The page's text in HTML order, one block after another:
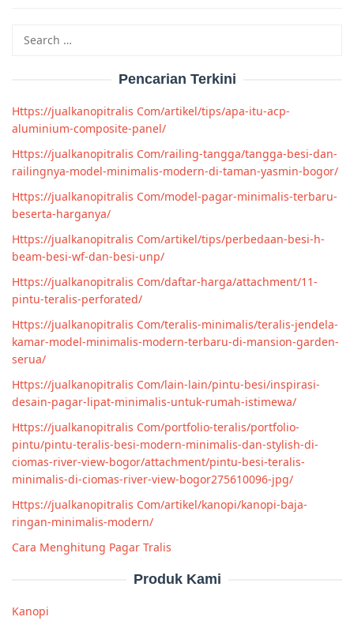
for:
Pencarian Terkini
Https://jualkanopitralis Com/artikel/tips/apa-itu-acp-
aluminium-composite-panel/
Https://jualkanopitralis Com/railing-tangga/tangga-besi-dan-
railingnya-model-minimalis-modern-di-taman-yasmin-bogor/
Https://jualkanopitralis Com/model-pagar-minimalis-terbaru-
beserta-harganya/
Https://jualkanopitralis Com/artikel/tips/perbedaan-besi-h-
beam-besi-wf-dan-besi-unp/
Https://jualkanopitralis Com/daftar-harga/attachment/11-
pintu-teralis-perforated/
Https://jualkanopitralis Com/teralis-minimalis/teralis-jendela-
kamar-model-minimalis-modern-terbaru-di-mansion-garden-
serua/
Https://jualkanopitralis Com/lain-lain/pintu-besi/inspirasi-
desain-pagar-lipat-minimalis-untuk-rumah-istimewa/
Https://jualkanopitralis Com/portfolio-teralis/portfolio-
pintu/pintu-teralis-besi-modern-minimalis-dan-stylish-di-
ciomas-river-view-bogor/attachment/pintu-besi-teralis-
minimalis-di-ciomas-river-view-bogor275610096-jpg/
Https://jualkanopitralis Com/artikel/kanopi/kanopi-baja-
ringan-minimalis-modern/
Cara Menghitung Pagar Tralis
Produk Kami
Kanopi